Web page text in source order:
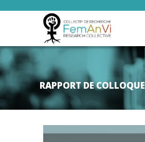
RAPPORT DE COLLOQUE